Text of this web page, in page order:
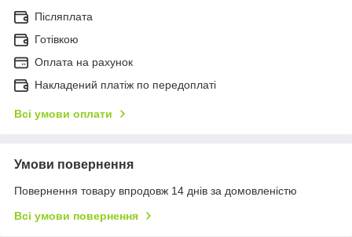
Післяплата
Готівкою
Оплата на рахунок
Накладений платіж по передоплаті
Всі умови оплати
Умови повернення
Повернення товару впродовж 14 днів за домовленістю
Всі умови повернення